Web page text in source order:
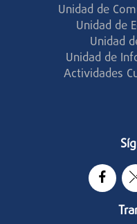
Unidad de
Unidad de
Unidad
Unidad de
Actividades